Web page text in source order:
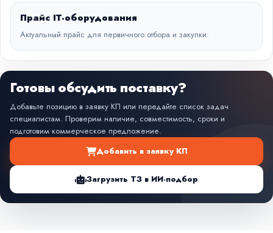
Прайс IT-оборудования
Актуальный прайс для первичного отбора и закупки.
Готовы обсудить поставку?
Добавьте позицию в заявку КП или передайте список задач
специалистам. Проверим наличие, совместимость, сроки и
подготовим коммерческое предложение.
Добавить в заявку КП
Загрузить ТЗ в ИИ-подбор